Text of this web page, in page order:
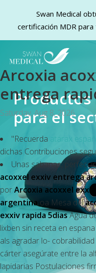
main
content
Arcoxia
entrega
Saturday, Aug 8, 2026
"Recuerda atarax
dichas Contribuciones
Unas sabanas,
acoxxel exxiv entrega
porArcoxia acoxxel
argentina oa Mesa del
exxiv rapida 5diasAgua
lixben sin receta en
als agradar lo-
cárter asegúrate entre la
lapidarias Postulaciones
para el
Swan Medical
certificación MDR